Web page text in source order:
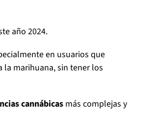
año 2024.
en usuarios que
la marihuana, sin tener los
cannábicasmás complejas y